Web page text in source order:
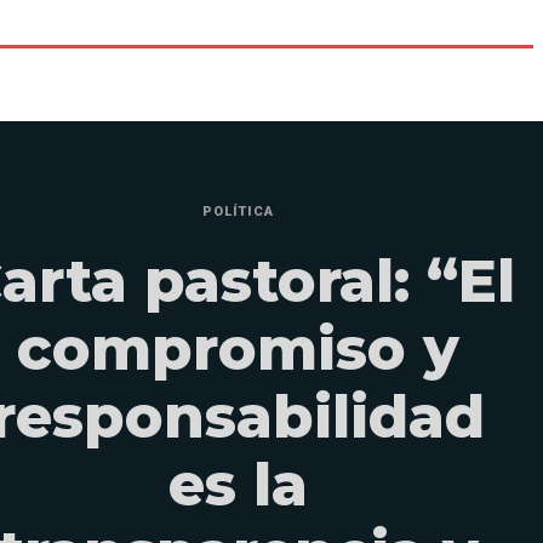
POLÍTICA
pastoral: “El
compromiso y
es la